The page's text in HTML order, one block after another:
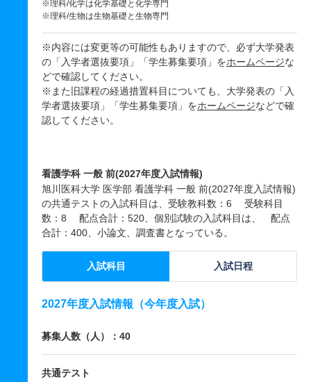
※理科/化学は化学基礎と化学専門
※理科/生物は生物基礎と生物専門
※内容には変更等の可能性もありますので、必ず大学発表
の「入学者選抜要項」「学生募集要項」をホームページな
どで確認してください。
※また旧課程の経過措置科目についても、大学発表の「入
学者選抜要項」「学生募集要項」をホームページなどで確
認してください。
看護学科 一般 前(2027年度入試情報)
旭川医科大学 医学部 看護学科 一般 前(2027年度入試情報)
の共通テストの入試科目は、受験教科数：6 受験科目
数：8 配点合計：520、個別試験の入試科目は、 配点
合計：400、小論文、調査書となっている。
入試科目 入試日程
2027年度入試情報（今年度入試）
募集人数（人）：40
共通テスト